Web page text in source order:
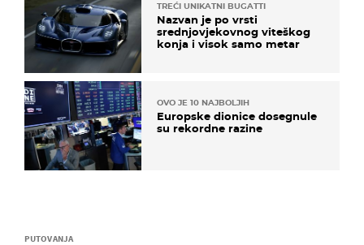
PUTOVANJA
TREĆI UNIKATNI BUGATTI
Nazvan je po vrsti
srednjovjekovnog viteškog
konja i visok samo metar
OVO JE 10 NAJBOLJIH
Europske dionice dosegnule
su rekordne razine